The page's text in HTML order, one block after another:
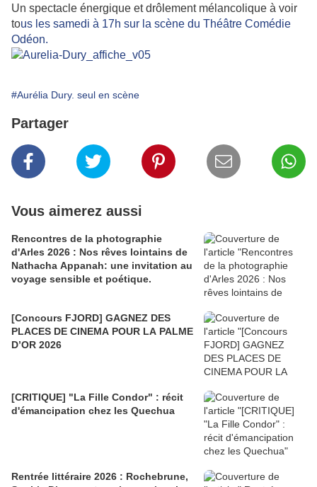
Un spectacle énergique et drôlement mélancolique à voir
tous les samedi à 17h sur la scène du Théâtre Comédie
Odéon.
#Aurélia Dury. seul en scène
Partager
Vous aimerez aussi
Rencontres de la photographie
d'Arles 2026 : Nos rêves lointains de
Nathacha Appanah: une invitation au
voyage sensible et poétique.
[Concours FJORD] GAGNEZ DES
PLACES DE CINEMA POUR LA PALME
D’OR 2026
[CRITIQUE] "La Fille Condor" : récit
d'émancipation chez les Quechua
Rentrée littéraire 2026 : Rochebrune,